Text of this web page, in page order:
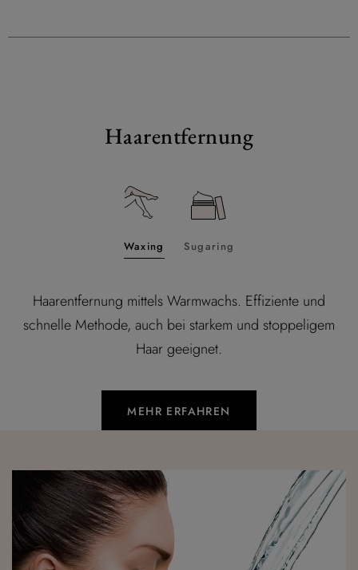
Haarentfernung
Waxing Sugaring
Haarentfernung mittels Warmwachs. Effiziente und
schnelle Methode, auch bei starkem und stoppeligem
Haar geeignet.
MEHR ERFAHREN